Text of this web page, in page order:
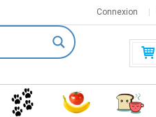
Connexion